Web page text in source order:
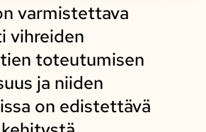
varmistettava
vihreiden
toteutumisen
ja niiden
on edistettävä